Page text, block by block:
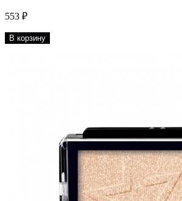
553 ₽
В корзину